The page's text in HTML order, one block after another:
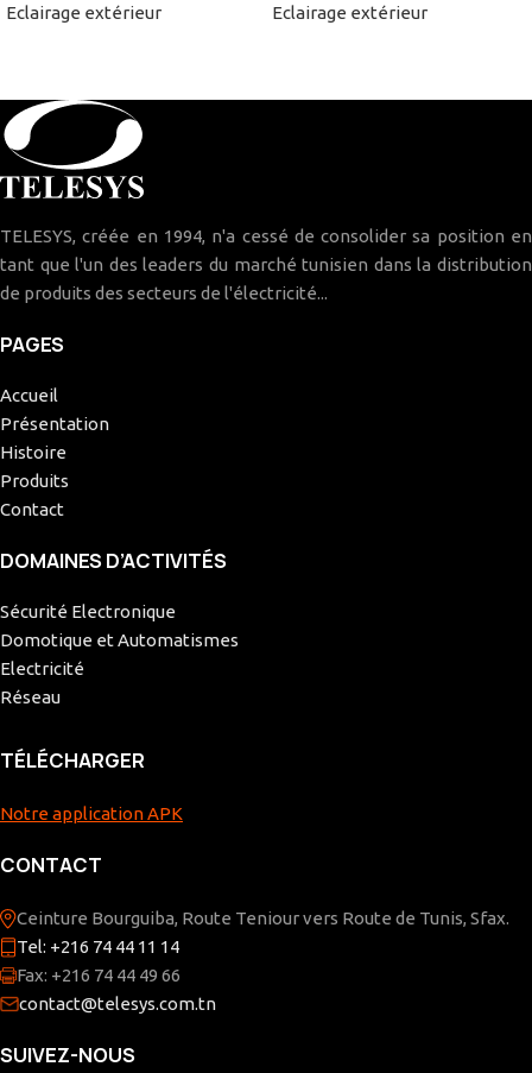
Eclairage extérieur Eclairage extérieur
TELESYS, créée en 1994, n'a cessé de consolider sa position en
tant que l'un des leaders du marché tunisien dans la distribution
de produits des secteurs de l'électricité...
PAGES
Accueil
Présentation
Histoire
Produits
Contact
DOMAINES D’ACTIVITÉS
Sécurité Electronique
Domotique et Automatismes
Electricité
Réseau
TÉLÉCHARGER
Notre application APK
CONTACT
Ceinture Bourguiba, Route Teniour vers Route de Tunis, Sfax.
Tel: +216 74 44 11 14
Fax: +216 74 44 49 66
contact@telesys.com.tn
SUIVEZ-NOUS